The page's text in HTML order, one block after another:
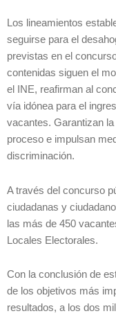
Los lineamientos
seguirse para el
previstas en el
contenidas siguen el
el INE, reafirman al
vía idónea para el
vacantes. Garantizan
proceso e impulsan
discriminación.
A través del concurso
ciudadanas y
las más de 450
Locales Electorales.
Con la conclusión de
de los objetivos más
resultados, a los dos